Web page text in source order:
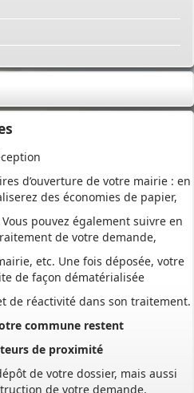
professionnels,
les pièces de votre dossier
en ligne,
soyez, dans le cadre d’une
demandes en de multiples
en recommandé avec accusé de
d’ouverture de votre mairie : en
des économies de papier,
pouvez également suivre en
de votre demande,
etc. Une fois déposée, votre
de façon dématérialisée
de réactivité dans son traitement.
commune restent
de votre demande.